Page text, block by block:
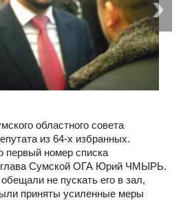
областного совета
из 64-х избранных.
первый номер списка
глава Сумской ОГА Юрий ЧМЫРЬ.
не пускать его в зал,
приняты усиленные меры